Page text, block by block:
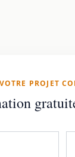
VOTRE PROJET